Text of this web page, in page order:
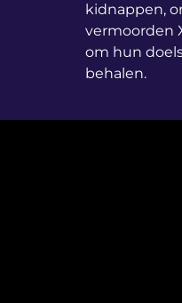
kidnappen,
vermoorden
om hun
behalen.